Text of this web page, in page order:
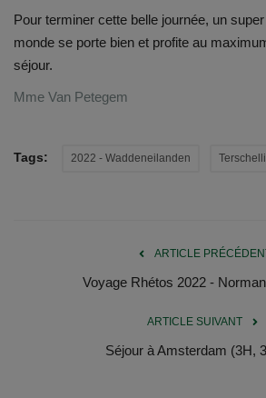
Contacts
Pour terminer cette belle journée, un
monde se porte bien et profite au
séjour.
Mme Van Petegem
Tags: 2022 - Waddeneilanden
ARTICLE
Voyage Rhétos 2022 -
ARTICLE SUIVANT
Séjour à Amsterdam (3H,